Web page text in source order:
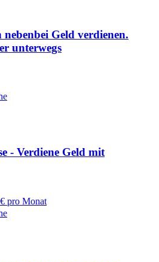
Geld verdienen.
unterwegs
- Verdiene Geld mit
pro Monat